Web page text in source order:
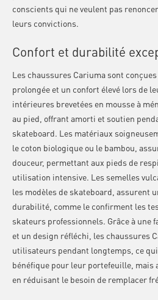
conscients qui ne veulent pas
leurs convictions.
Confort et durabilité
Les chaussures Cariuma sont
prolongée et un confort élevé lors de
intérieures brevetées en mousse à
au pied, offrant amorti et soutien
skateboard. Les matériaux
le coton biologique ou le bambou,
douceur, permettant aux pieds de
utilisation intensive. Les semelles
les modèles de skateboard, assurent
durabilité, comme le confirment les
skateurs professionnels. Grâce à une
et un design réfléchi, les chaussures
utilisateurs pendant longtemps, ce
bénéfique pour leur portefeuille, mais
en réduisant le besoin de remplacer